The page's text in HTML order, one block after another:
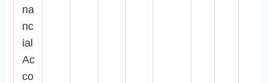
na
nc
ial
Ac
co